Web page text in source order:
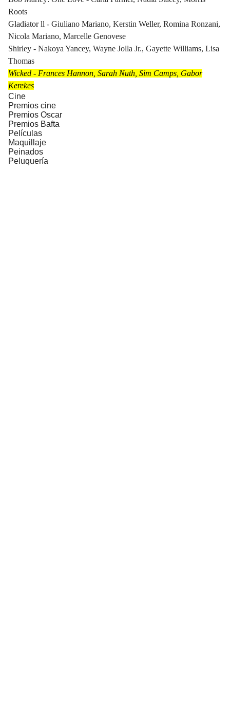
Roots
Gladiator ll - Giuliano Mariano, Kerstin Weller, Romina Ronzani,
Nicola Mariano, Marcelle Genovese
Shirley - Nakoya Yancey, Wayne Jolla Jr., Gayette Williams, Lisa
Thomas
Wicked - Frances Hannon, Sarah Nuth, Sim Camps, Gabor
Kerekes
Cine
Premios cine
Premios Oscar
Premios Bafta
Películas
Maquillaje
Peinados
Peluquería